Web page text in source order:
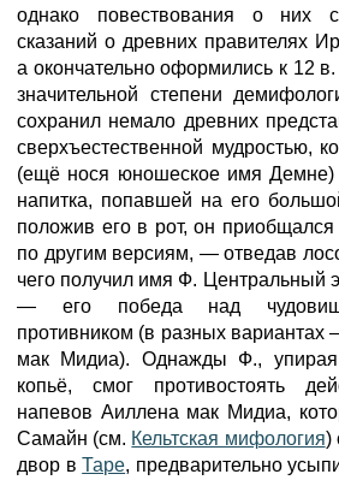
однако повествования о них
сказаний о древних правителях
а окончательно оформились к 12
значительной степени
сохранил немало древних
сверхъестественной мудростью,
(ещё нося юношеское имя Демне)
напитка, попавшей на его
положив его в рот, он
по другим версиям, — отведав
чего получил имя Ф. Центральный
— его победа над
противником (в разных
мак Мидиа). Однажды Ф., упирая
копьё, смог противостоять
напевов Аиллена мак Мидиа,
Самайн (см. Кельтская мифология)
двор вТаре, предварительно